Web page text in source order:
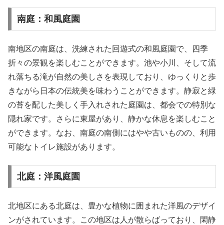
南庭：和風庭園
南地区の南庭は、洗練された回遊式の和風庭園で、四季
折々の景観を楽しむことができます。池や小川、そして流
れ落ちる滝が自然の美しさを表現しており、ゆっくりと歩
きながら日本の伝統美を味わうことができます。静寂と緑
の苔を配した美しく手入れされた庭園は、都会での特別な
隠れ家です。さらに東屋があり、静かな休息を楽しむこと
ができます。なお、南庭の南側にはやや古いものの、利用
可能なトイレ施設があります。
北庭：洋風庭園
北地区にある北庭は、豊かな植物に囲まれた洋風のデザイ
ンがされています。この地区は人が散らばっており、閑静